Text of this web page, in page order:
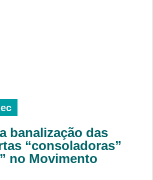
banalização das
“consoladoras”
no Movimento